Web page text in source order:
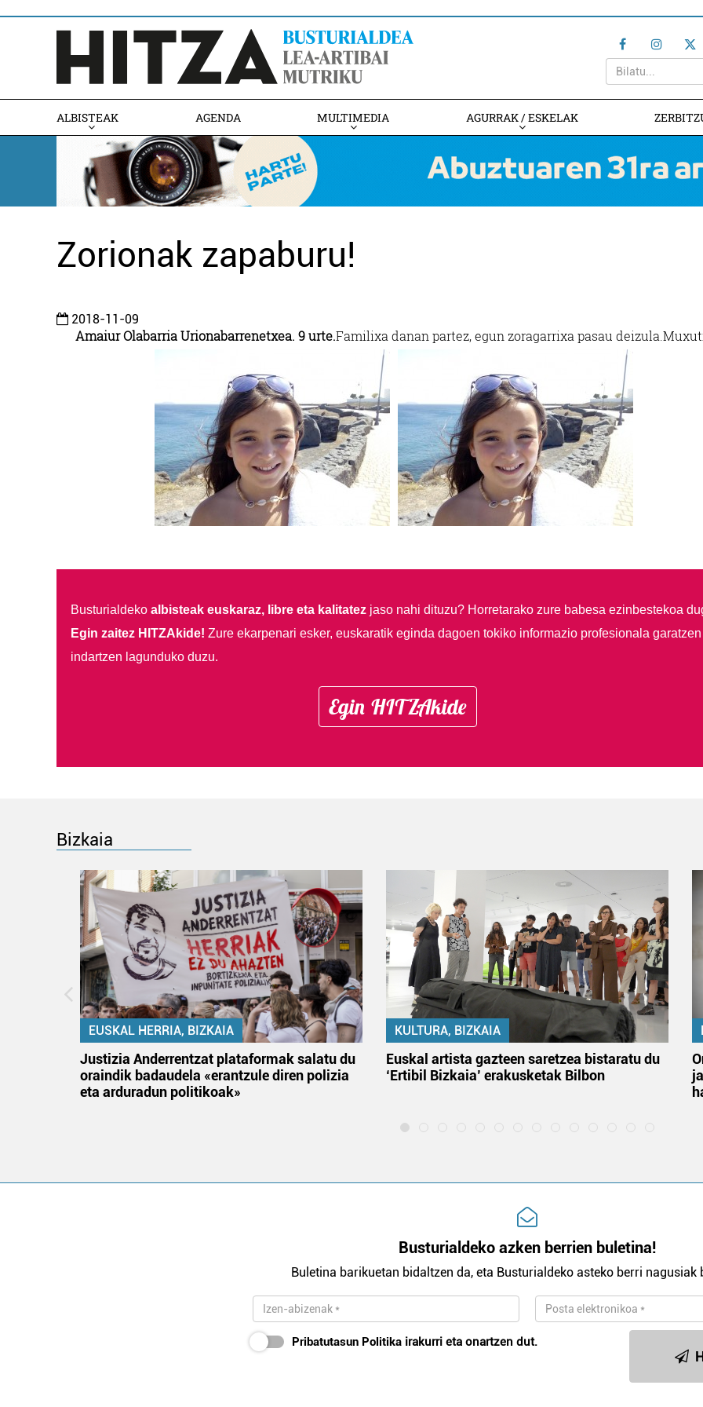
ALBISTEAK AGENDA MULTIMEDIA AGURRAK / ESKELAK
Zorionak zapaburu!
2018-11-09
Amaiur Olabarria Urionabarrenetxea. 9 urte.Familixa danan partez, egun zoragarrixa pasau
Busturialdeko albisteak euskaraz, libre eta kalitatezjaso nahi dituzu? Horretarako zure babesa ezinbestekoa
Egin zaitez HITZAkide! Zure ekarpenari esker, euskaratik eginda dagoen tokiko informazio profesionala garatzen
indartzen lagunduko duzu.
Egin HITZAkide
Bizkaia
EUSKAL HERRIA, BIZKAIA
Justizia Anderrentzat plataformak salatu du
oraindik badaudela «erantzule diren polizia
eta arduradun politikoak»
KULTURA, BIZKAIA
Euskal artista gazteen saretzea bistaratu du
‘Ertibil Bizkaia’ erakusketak Bilbon
Busturialdeko azken berrien buletina!
Buletina barikuetan bidaltzen da, eta Busturialdeko asteko berri nagusiak
Pribatutasun Politika irakurri eta onartzen dut.